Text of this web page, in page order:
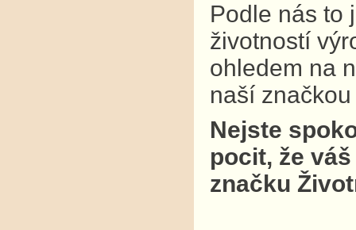
Podle nás to
životností
ohledem na
naší
Nejste
pocit, že
značku